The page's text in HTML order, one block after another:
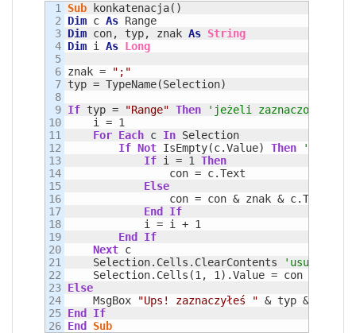
1
2
3
4
5
6
7
8
9
10
11
12
13
14
15
16
17
18
19
20
21
22
23
24
25
Sub
Dim c As
Dim con, typ, znak As String
Dim i As Long
znak =
";"
typ = TypeName(Selection)
If typ = "Range" Then
'jeżeli zaznaczony
    i = 1
For Each c In Selection
If Not IsEmpty(c.Value) Then
If i = 1 Then
                con = c.Text
Else
                con = con & znak & c.Text
End
If
            i = i + 1
End
If
Next c
    Selection.Cells.ClearContents
'usuwanie
    Selection.Cells(1, 1).Value = con
Else
    MsgBox
"Ups! zaznaczyłeś " & typ &
End
If
End
Sub